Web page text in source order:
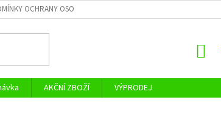
OCHRANY OSOBNÍCH ÚDAJŮ
AKČNÍ ZBOŽÍ
VÝPRODEJ